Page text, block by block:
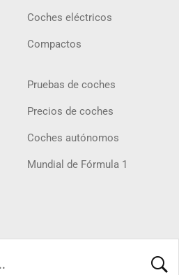
Coches eléctricos
Compactos
Pruebas de coches
Precios de coches
Coches autónomos
Mundial de Fórmula 1